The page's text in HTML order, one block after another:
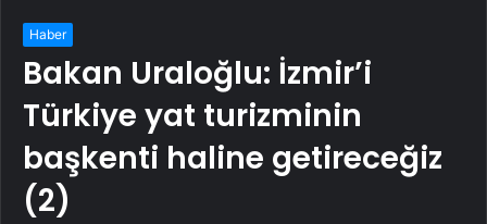
Haber
Bakan Uraloğlu: İzmir’i
Türkiye yat turizminin
başkenti haline getireceğiz
(2)